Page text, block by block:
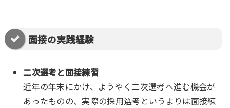
面接の実践経験
二次選考と面接練習
近年の年末にかけ、ようやく二次選考へ進む機会が
あったものの、実際の採用選考というよりは面接練